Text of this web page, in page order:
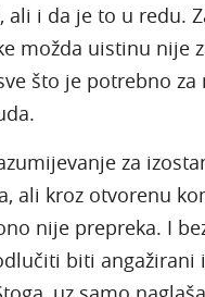
ali i da je to u redu.
možda uistinu nije
što je potrebno za
za
ali kroz otvorenu
nije prepreka. I
biti angažirani